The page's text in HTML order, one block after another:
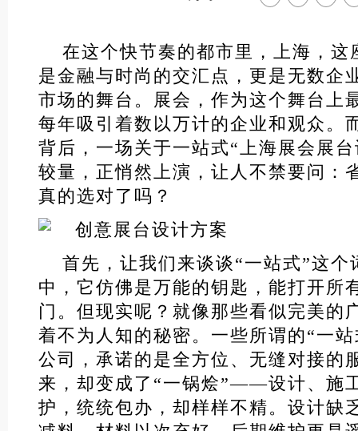
在这个快节奏的都市里，上海，这
是金融与时尚的交汇点，更是无数企
市场的舞台。展会，作为这个舞台上
每年吸引着数以万计的企业和观众。
背后，一场关于一站式“上海展会展
较量，正悄然上演，让人不禁要问：
真的选对了吗？
首先，让我们来谈谈“一站式”这个
中，它仿佛是万能的钥匙，能打开所
门。但现实呢？就像那些看似完美的
着不为人知的秘密。一些所谓的“一
公司，承诺的是全方位、无缝对接的
来，却变成了“一锅烩”——设计、施
护，统统包办，却样样不精。设计缺